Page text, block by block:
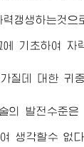
갱생하는것
기초하여 자
질데 대한 귀
의 발전수준
생각할수 없다.